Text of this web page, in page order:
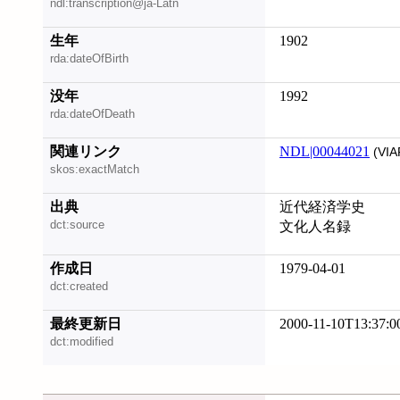
ndl:transcription@ja-Latn
生年
rda:dateOfBirth
1902
没年
rda:dateOfDeath
1992
関連リンク
skos:exactMatch
NDL|00044021
出典
dct:source
近代経済学史
文化人名録
作成日
dct:created
1979-04-01
最終更新日
dct:modified
2000-11-